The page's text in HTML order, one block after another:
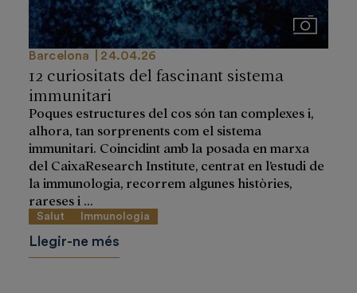
Imágenes
Barcelona 24.04.26
12 curiositats del fascinant sistema
immunitari
Poques estructures del cos són tan complexes i,
alhora, tan sorprenents com el sistema
immunitari. Coincidint amb la posada en marxa
del CaixaResearch Institute, centrat en l’estudi de
la immunologia, recorrem algunes històries,
rareses i ...
Salut Immunologia
Llegir-ne més